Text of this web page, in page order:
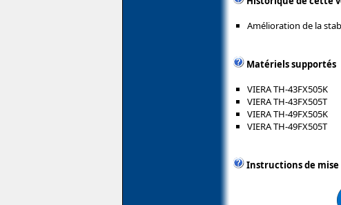
Amélioration de la
Matériels supportés
VIERA TH-43FX505K
VIERA TH-43FX505T
VIERA TH-49FX505K
VIERA TH-49FX505T
Instructions de mise